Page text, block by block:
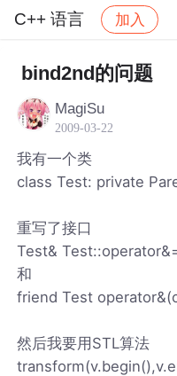
C++ 语言 加入
社区 C++ 语言
bind2nd的问题
MagiSu
2009-03-22
我有一个类
class Test: private
重写了接口
Test&
和
friend Test
然后我要用STL算法